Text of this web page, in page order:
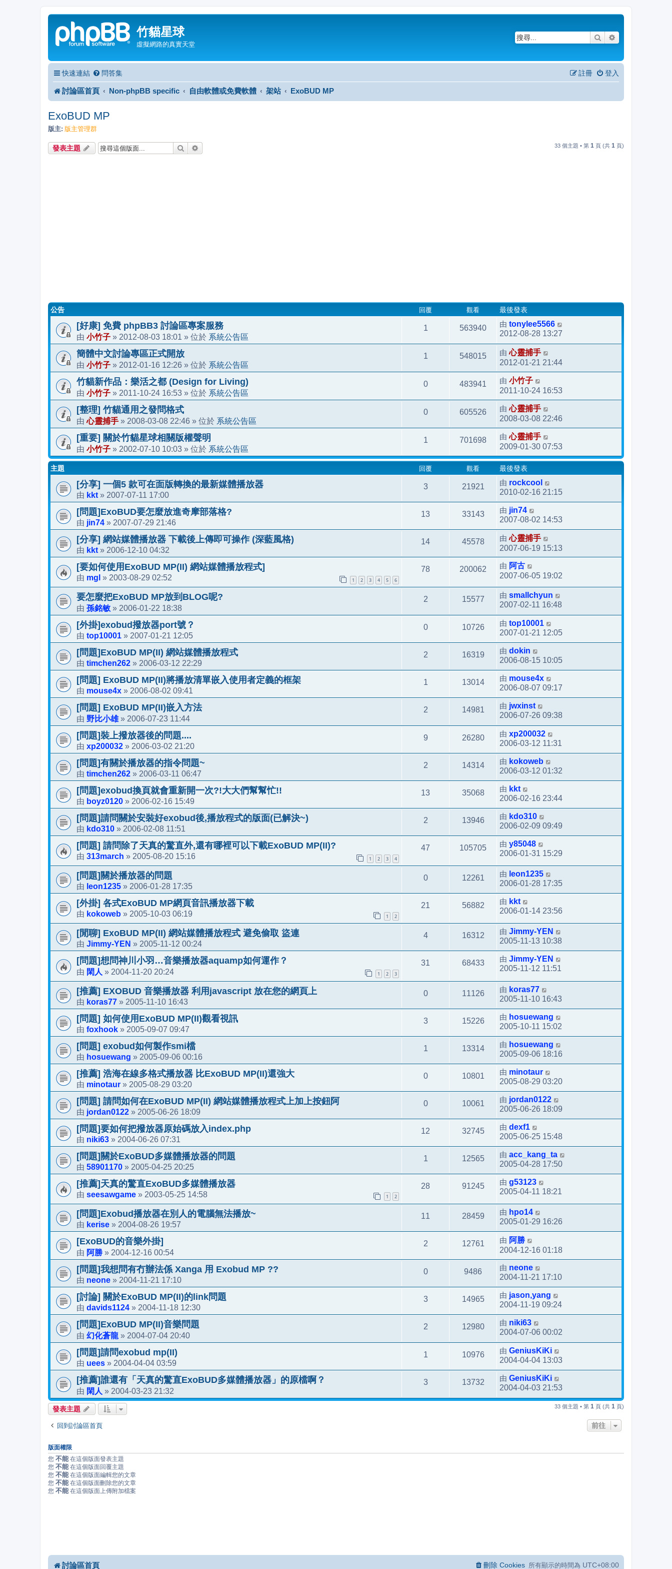
竹貓星球
虛擬網路的真實天堂
搜尋
快速連結 問答集 登入
註冊
討論區首頁 Non-phpBB specific 自由軟體或免費軟體 架站 ExoBUD MP
ExoBUD MP
版主: 版主管理群
發表主題 搜尋 33 個主題 • 第 1 頁 (共 1 頁)
公告 回覆 觀看 最後發表
[好康] 免費 phpBB3 討論區專案服務
由 小竹子 » 2012-08-03 18:01 » 位於 系統公告區
1 563940 由 tonylee5566
2012-08-28 13:27
簡體中文討論專區正式開放
由 小竹子 » 2012-01-16 12:26 » 位於 系統公告區
1 548015 由心靈捕手
2012-01-21 21:44
竹貓新作品：樂活之都 (Design for Living)
由 小竹子 » 2011-10-24 16:53 » 位於 系統公告區
0 483941 由 小竹子
2011-10-24 16:53
[整理] 竹貓通用之發問格式
由心靈捕手 » 2008-03-08 22:46 » 位於 系統公告區
0 605526 由心靈捕手
2008-03-08 22:46
[重要] 關於竹貓星球相關版權聲明
由 小竹子 » 2002-07-10 10:03 » 位於 系統公告區
1 701698 由心靈捕手
2009-01-30 07:53
主題 回覆 觀看 最後發表
[分享] 一個5 款可在面版轉換的最新媒體播放器
由 kkt » 2007-07-11 17:00
3 21921 由 rockcool
2010-02-16 21:15
[問題]ExoBUD要怎麼放進奇摩部落格?
由 jin74 » 2007-07-29 21:46
13 33143 由 jin74
2007-08-02 14:53
[分享] 網站媒體播放器 下載後上傳即可操作 (深藍風格)
由 kkt » 2006-12-10 04:32
14 45578 由心靈捕手
2007-06-19 15:13
[要如何使用ExoBUD MP(II) 網站媒體播放程式]
由 mgl » 2003-08-29 02:52 1 2 3 4 5 6
78 200062 由 阿古
2007-06-05 19:02
要怎麼把ExoBUD MP放到BLOG呢?
由 孫銘敏 » 2006-01-22 18:38
2 15577 由 smallchyun
2007-02-11 16:48
[外掛]exobud撥放器port號？
由 top10001 » 2007-01-21 12:05
0 10726 由 top10001
2007-01-21 12:05
[問題]ExoBUD MP(II) 網站媒體播放程式
由 timchen262 » 2006-03-12 22:29
2 16319 由 dokin
2006-08-15 10:05
[問題] ExoBUD MP(II)將播放清單嵌入使用者定義的框架
由 mouse4x » 2006-08-02 09:41
1 13014 由 mouse4x
2006-08-07 09:17
[問題] ExoBUD MP(II)嵌入方法
由 野比小雄» 2006-07-23 11:44
2 14981 由 jwxinst
2006-07-26 09:38
[問題]裝上撥放器後的問題....
由 xp200032 » 2006-03-02 21:20
9 26280 由 xp200032
2006-03-12 11:31
[問題]有關於播放器的指令問題~
由 timchen262 » 2006-03-11 06:47
2 14314 由 kokoweb
2006-03-12 01:32
[問題]exobud換頁就會重新開一次?!大大們幫幫忙!!
由 boyz0120 » 2006-02-16 15:49
13 35068 由 kkt
2006-02-16 23:44
[問題]請問關於安裝好exobud後,播放程式的版面(已解決~)
由 kdo310 » 2006-02-08 11:51
2 13946 由 kdo310
2006-02-09 09:49
[問題] 請問除了天真的驚直外,還有哪裡可以下載ExoBUD MP(II)?
由 313march » 2005-08-20 15:16 1 2 3 4
47 105705 由 y85048
2006-01-31 15:29
[問題]關於播放器的問題
由 leon1235 » 2006-01-28 17:35
0 12261 由 leon1235
2006-01-28 17:35
[外掛] 各式ExoBUD MP網頁音訊播放器下載
由 kokoweb » 2005-10-03 06:19 1 2
21 56882 由 kkt
2006-01-14 23:56
[閒聊] ExoBUD MP(II) 網站媒體播放程式 避免偷取 盜連
由 Jimmy-YEN » 2005-11-12 00:24
4 16312 由 Jimmy-YEN
2005-11-13 10:38
[問題]想問神川小羽…音樂播放器aquamp如何運作？
由 閑人 » 2004-11-20 20:24 1 2 3
31 68433 由 Jimmy-YEN
2005-11-12 11:51
[推薦] EXOBUD 音樂播放器 利用javascript 放在您的網頁上
由 koras77 » 2005-11-10 16:43
0 11126 由 koras77
2005-11-10 16:43
[問題] 如何使用ExoBUD MP(II)觀看視訊
由 foxhook » 2005-09-07 09:47
3 15226 由 hosuewang
2005-10-11 15:02
[問題] exobud如何製作smi檔
由 hosuewang » 2005-09-06 00:16
1 13314 由 hosuewang
2005-09-06 18:16
[推薦] 浩海在線多格式播放器 比ExoBUD MP(II)還強大
由 minotaur » 2005-08-29 03:20
0 10801 由 minotaur
2005-08-29 03:20
[問題] 請問如何在ExoBUD MP(II) 網站媒體播放程式上加上按鈕阿
由 jordan0122 » 2005-06-26 18:09
0 10061 由 jordan0122
2005-06-26 18:09
[問題]要如何把撥放器原始碼放入index.php
由 niki63 » 2004-06-26 07:31
12 32745 由 dexf1
2005-06-25 15:48
[問題]關於ExoBUD多媒體播放器的問題
由 58901170 » 2005-04-25 20:25
1 12565 由 acc_kang_ta
2005-04-28 17:50
[推薦]天真的驚直ExoBUD多媒體播放器
由 seesawgame » 2003-05-25 14:58 1 2
28 91245 由 g53123
2005-04-11 18:21
[問題]Exobud播放器在別人的電腦無法播放~
由 kerise » 2004-08-26 19:57
11 28459 由 hpo14
2005-01-29 16:26
[ExoBUD的音樂外掛]
由 阿勝 » 2004-12-16 00:54
2 12761 由 阿勝
2004-12-16 01:18
[問題]我想問有冇辦法係 Xanga 用 Exobud MP ??
由 neone » 2004-11-21 17:10
0 9486 由 neone
2004-11-21 17:10
[討論] 關於ExoBUD MP(II)的link問題
由 davids1124 » 2004-11-18 12:30
3 14965 由 jason,yang
2004-11-19 09:24
[問題]ExoBUD MP(II)音樂問題
由 幻化蒼龍 » 2004-07-04 20:40
2 12980 由 niki63
2004-07-06 00:02
[問題]請問exobud mp(II)
由 uees » 2004-04-04 03:59
1 10976 由 GeniusKiKi
2004-04-04 13:03
[推薦]誰還有「天真的驚直ExoBUD多媒體播放器」的原檔啊？
由 閑人 » 2004-03-23 21:32
3 13732 由 GeniusKiKi
2004-04-03 21:53
發表主題 33 個主題 • 第 1 頁 (共 1 頁)
回到討論區首頁 前往
版面權限
您 不能 在這個版面發表主題
您 不能 在這個版面回覆主題
您 不能 在這個版面編輯您的文章
您 不能 在這個版面刪除您的文章
您 不能 在這個版面上傳附加檔案
討論區首頁 所有顯示的時間為 UTC+08:00
刪除 Cookies